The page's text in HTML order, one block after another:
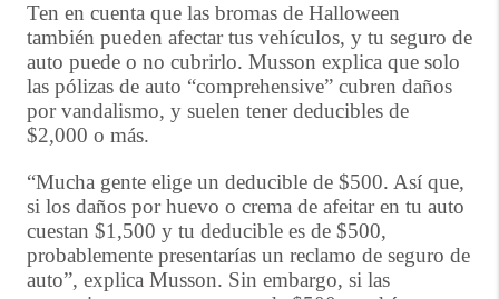
Ten en cuenta que las bromas de Halloween
también pueden afectar tus vehículos, y tu seguro de
auto puede o no cubrirlo. Musson explica que solo
las pólizas de auto “comprehensive” cubren daños
por vandalismo, y suelen tener deducibles de
$2,000 o más.
“Mucha gente elige un deducible de $500. Así que,
si los daños por huevo o crema de afeitar en tu auto
cuestan $1,500 y tu deducible es de $500,
probablemente presentarías un reclamo de seguro de
auto”, explica Musson. Sin embargo, si las